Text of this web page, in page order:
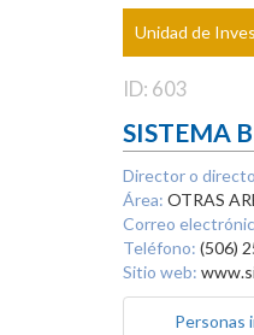
Proyecto
Unidad de
ID: 603
SISTEMA
Director o
Área: OTRAS
Correo
Teléfono: (506)
Sitio web:
Personas